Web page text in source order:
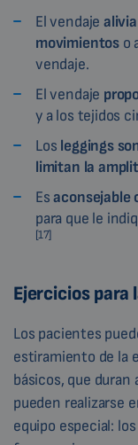
El vendaje
movimientos o
vendaje.
El vendaje
y a los tejidos
Los leggings
limitan la
Esaconsejable
para que le
[17]
Ejercicios
Los pacientes
estiramiento de la
básicos, que
pueden realizarse
equipo especial: los